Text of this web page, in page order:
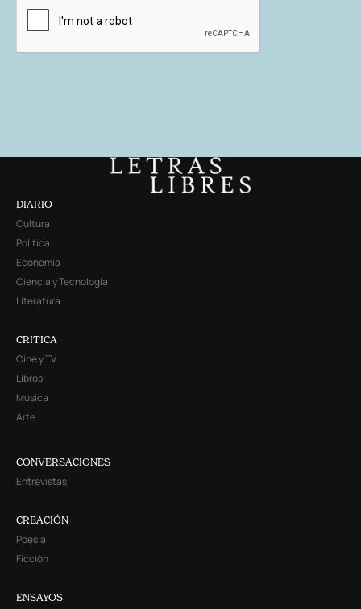
DIARIO
Cultura
Política
Economía
Ciencia y Tecnología
Literatura
CRITICA
Cine y TV
Libros
Música
Arte
CONVERSACIONES
Entrevistas
CREACIÓN
Poesía
Ficción
ENSAYOS